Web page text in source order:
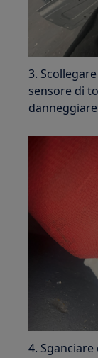
3.
sensore di
4.